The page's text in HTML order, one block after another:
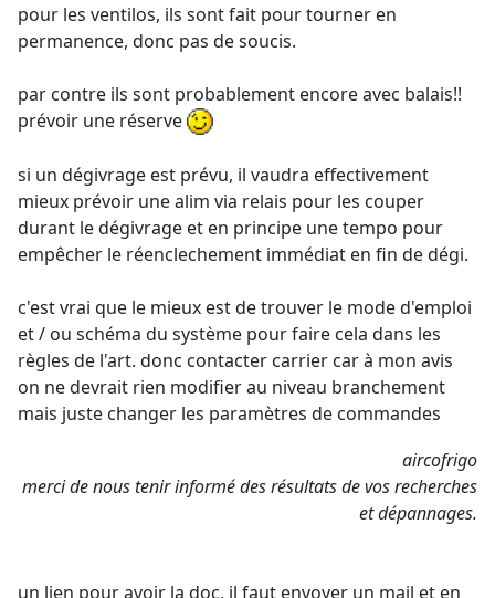
pour les ventilos, ils sont fait pour tourner en
permanence, donc pas de soucis.
par contre ils sont probablement encore avec balais!!
prévoir une réserve
si un dégivrage est prévu, il vaudra effectivement
mieux prévoir une alim via relais pour les couper
durant le dégivrage et en principe une tempo pour
empêcher le réenclechement immédiat en fin de dégi.
c'est vrai que le mieux est de trouver le mode d'emploi
et / ou schéma du système pour faire cela dans les
règles de l'art. donc contacter carrier car à mon avis
on ne devrait rien modifier au niveau branchement
mais juste changer les paramètres de commandes
aircofrigo
merci de nous tenir informé des résultats de vos recherches
et dépannages.
un lien pour avoir la doc, il faut envoyer un mail et en